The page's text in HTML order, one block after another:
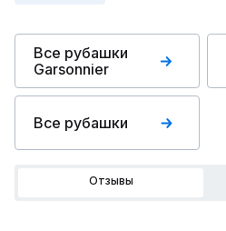
Все рубашки
Garsonnier
Все рубашки
Отзывы